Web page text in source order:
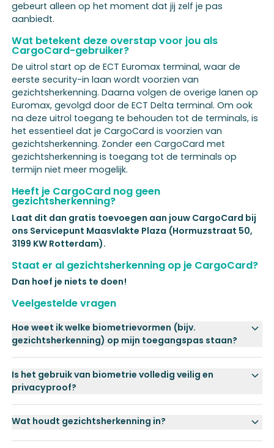
gebeurt alleen op het moment dat jij zelf je pas
aanbiedt.
Wat betekent deze overstap voor jou als
CargoCard-gebruiker?
De uitrol start op de ECT Euromax terminal, waar de
eerste security-in laan wordt voorzien van
gezichtsherkenning. Daarna volgen de overige lanen op
Euromax, gevolgd door de ECT Delta terminal. Om ook
na deze uitrol toegang te behouden tot de terminals, is
het essentieel dat je CargoCard is voorzien van
gezichtsherkenning. Zonder een CargoCard met
gezichtsherkenning is toegang tot de terminals op
termijn niet meer mogelijk.
Heeft je CargoCard nog geen
gezichtsherkenning?
Laat dit dan gratis toevoegen aan jouw CargoCard bij
ons Servicepunt Maasvlakte Plaza (Hormuzstraat 50,
3199 KW Rotterdam).
Staat er al gezichtsherkenning op je CargoCard?
Dan hoef je niets te doen!
Veelgestelde vragen
Hoe weet ik welke biometrievormen (bijv.
gezichtsherkenning) op mijn toegangspas staan?
Is het gebruik van biometrie volledig veilig en
privacyproof?
Wat houdt gezichtsherkenning in?